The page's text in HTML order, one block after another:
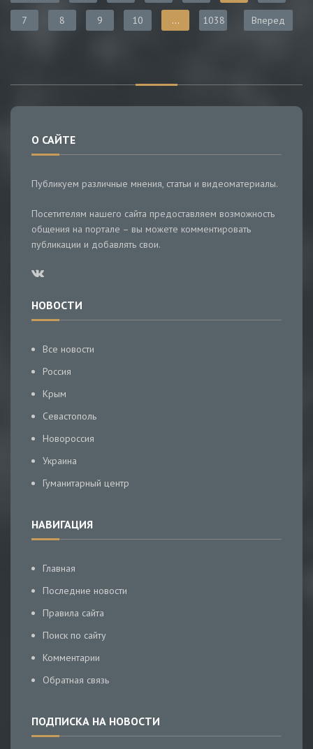
7 8 9 10 ... 1038 Вперед
О САЙТЕ
Публикуем различные мнения, статьи и видеоматериалы.
Посетителям нашего сайта предоставляем возможность
общения на портале – вы можете комментировать
публикации и добавлять свои.
НОВОСТИ
Все новости
Россия
Крым
Севастополь
Новороссия
Украина
Гуманитарный центр
НАВИГАЦИЯ
Главная
Последние новости
Правила сайта
Поиск по сайту
Комментарии
Обратная связь
ПОДПИСКА НА НОВОСТИ